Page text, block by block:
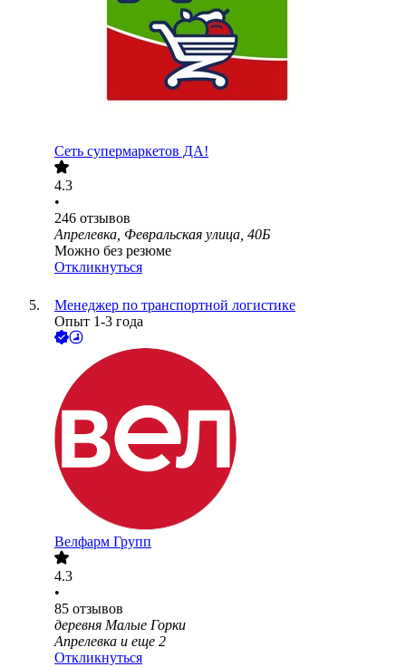
Сеть супермаркетов ДА!
4.3
•
246 отзывов
Апрелевка, Февральская улица, 40Б
Можно без резюме
Откликнуться
Менеджер по транспортной логистике
Опыт 1-3 года
Велфарм Групп
4.3
•
85 отзывов
деревня Малые Горки
Апрелевка и еще 2
Откликнуться